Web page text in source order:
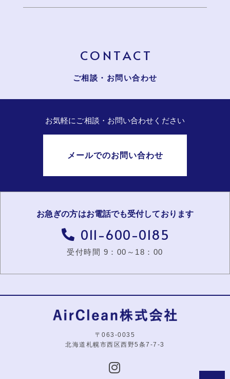
CONTACT
ご相談・お問い合わせ
お気軽にご相談・お問い合わせください
メールでのお問い合わせ
お急ぎの方はお電話でも受付しております
011-600-0185
受付時間 9：00～18：00
〒063-0035
北海道札幌市西区西野5条7-7-3